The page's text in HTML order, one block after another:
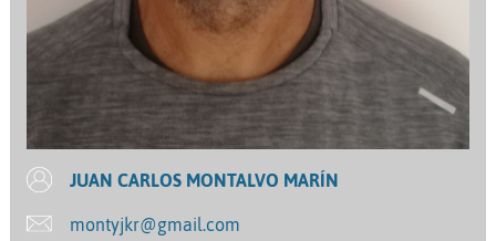
JUAN CARLOS MONTALVO MARÍN
montyjkr@gmail.com